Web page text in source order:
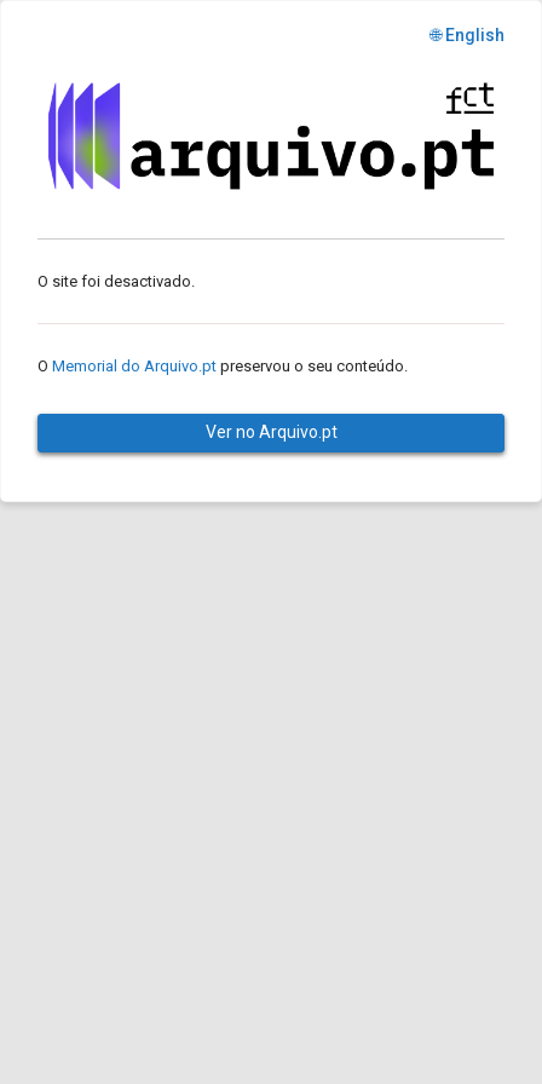
🌐 English
O site foi desactivado.
O Memorial do Arquivo.pt preservou o seu conteúdo.
Ver no Arquivo.pt